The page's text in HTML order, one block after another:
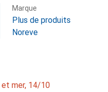
Marque
Plus de produits
Noreve
et mer, 14/10